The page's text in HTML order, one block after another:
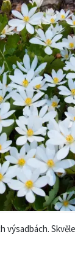
výsadbách.